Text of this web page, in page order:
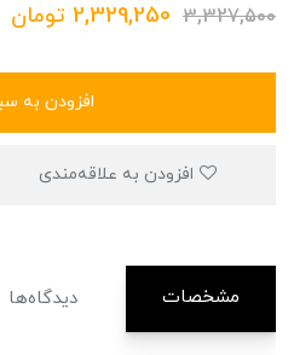
3,327,500
2,329,250 تومان
افزودن به
مشخصات دیدگاه‌ها